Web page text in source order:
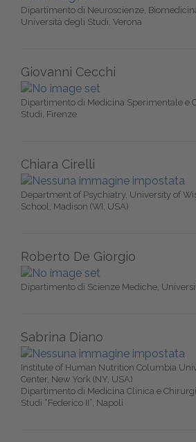
Dipartimento di Neuroscienze,
Università degli Studi, Verona
Giovanni Cecchi
Dipartimento di Medicina Sperimentale e
Studi, Firenze
Chiara Cirelli
Department of Psychiatry, University of
School, Madison (WI, USA)
Roberto De Giorgio
Dipartimento di Scienze Mediche,
Sabrina Diano
Institute of Human Nutrition Columbia
Center, New York (NY, USA)
Dipartimento di Medicina Clinica e
Studi “Federico II”, Napoli